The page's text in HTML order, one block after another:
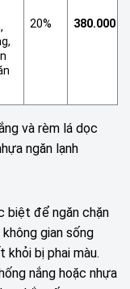
20% 380.000
và rèm lá dọc
ngăn lạnh
biệt để ngăn chặn
gian sống
khỏi bị phai màu.
nắng hoặc nhựa